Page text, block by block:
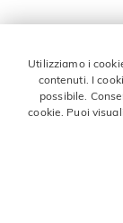
Utilizziamo i
contenuti. I
possibile.
cookie. Puoi